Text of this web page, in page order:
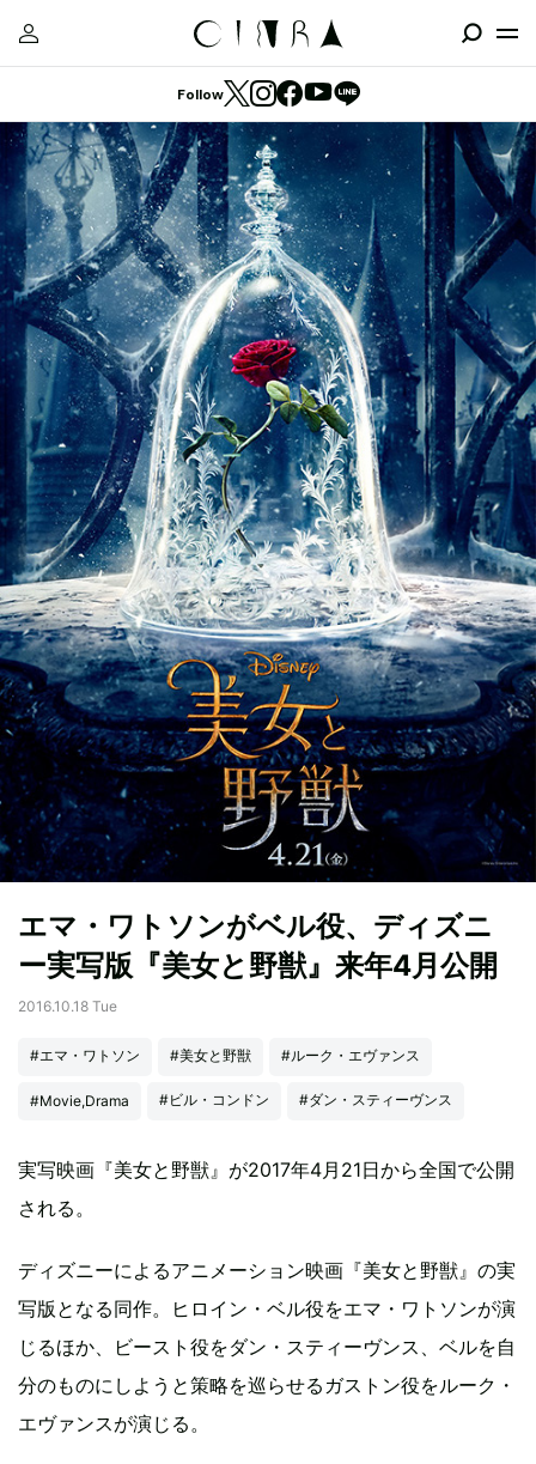
Follow
エマ・ワトソンがベル役、ディズニ
ー実写版『美女と野獣』来年4月公開
2016.10.18 Tue
#エマ・ワトソン #美女と野獣 #ルーク・エヴァンス
#Movie,Drama #ビル・コンドン #ダン・スティーヴンス
実写映画『美女と野獣』が2017年4月21日から全国で公開
される。
ディズニーによるアニメーション映画『美女と野獣』の実
写版となる同作。ヒロイン・ベル役をエマ・ワトソンが演
じるほか、ビースト役をダン・スティーヴンス、ベルを自
分のものにしようと策略を巡らせるガストン役をルーク・
エヴァンスが演じる。